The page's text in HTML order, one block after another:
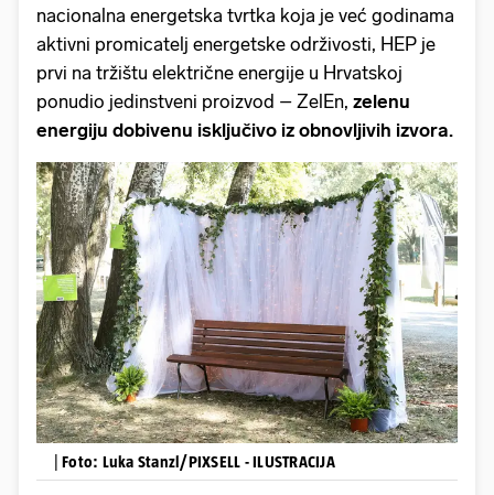
nacionalna energetska tvrtka koja je već godinama
aktivni promicatelj energetske održivosti, HEP je
prvi na tržištu električne energije u Hrvatskoj
ponudio jedinstveni proizvod – ZelEn, zelenu
energiju dobivenu isključivo iz obnovljivih izvora.
Foto: Luka Stanzl/PIXSELL - ILUSTRACIJA